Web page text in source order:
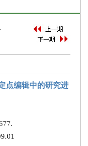
点编辑中的研究进